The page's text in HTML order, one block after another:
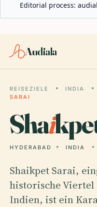
Editorial process:
Audiala
REISEZIELE INDIA
SARAI
Shai
HYDERABAD INDIA
Shaikpet Sarai,
historische Viertel
Indien, ist ein